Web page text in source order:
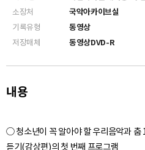
소장처
국악아카이브실
기록유형
동영상
저장매체
동영상DVD-R
내용
○ 청소년이 꼭 알아야 할 우리음악과 춤